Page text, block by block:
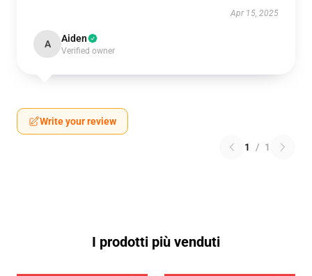
Apr 15, 2025
A Aiden
Verified owner
Write your review
1 / 1
I prodotti più venduti